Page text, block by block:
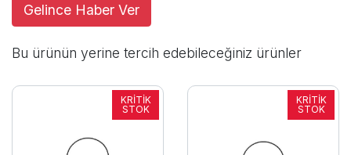
Gelince Haber Ver
Bu ürünün yerine tercih edebileceğiniz ürünler